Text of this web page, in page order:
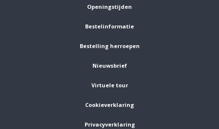
Openingstijden
Bestelinformatie
Bestelling herroepen
Nieuwsbrief
Virtuele tour
Cookieverklaring
Privacyverklaring